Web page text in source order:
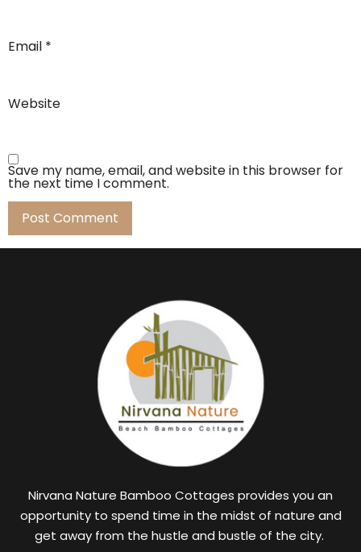
Email *
Website
Save my name, email, and website in this browser for
the next time I comment.
Nirvana Nature Bamboo Cottages provides you an
opportunity to spend time in the midst of nature and
get away from the hustle and bustle of the city.